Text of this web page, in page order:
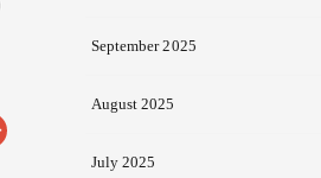
September 2025
August 2025
July 2025